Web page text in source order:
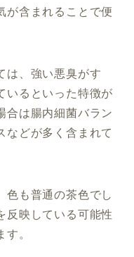
が含まれることで便
は、強い悪臭がす
いるといった特徴が
合は腸内細菌バラン
などが多く含まれて
色も普通の茶色でし
反映している可能性
。